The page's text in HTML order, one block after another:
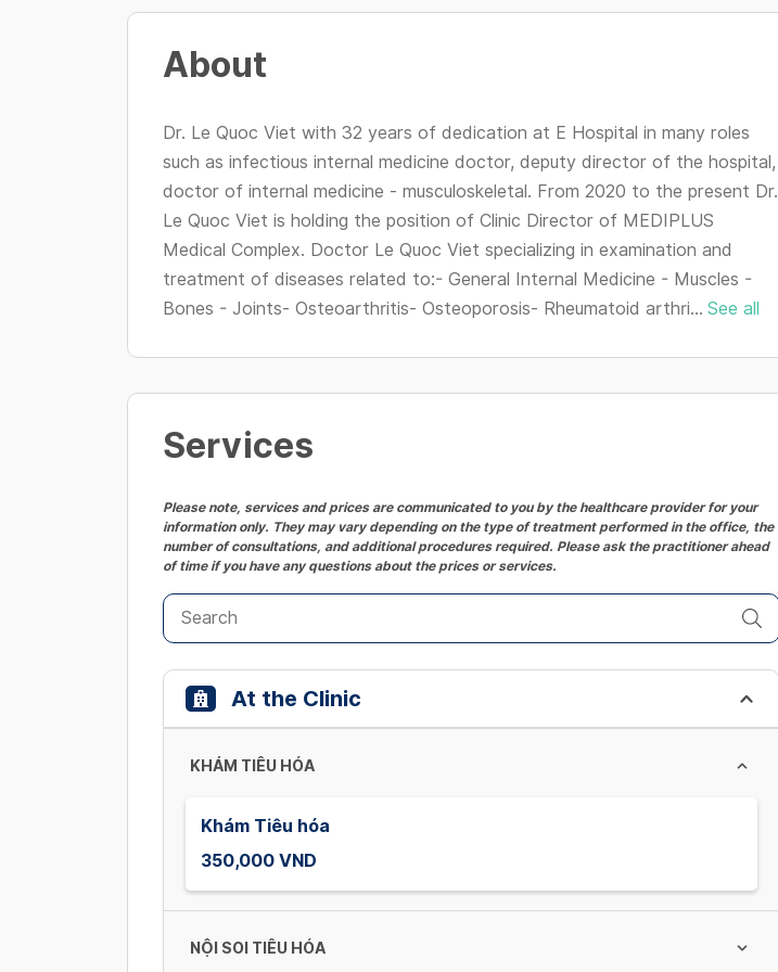
About
Dr. Le Quoc Viet with 32 years of dedication at E Hospital in many roles
such as infectious internal medicine doctor, deputy director of the hospital,
doctor of internal medicine - musculoskeletal. From 2020 to the present Dr.
Le Quoc Viet is holding the position of Clinic Director of MEDIPLUS
Medical Complex. Doctor Le Quoc Viet specializing in examination and
treatment of diseases related to:- General Internal Medicine - Muscles -
Bones - Joints- Osteoarthritis- Osteoporosis- Rheumatoid arthri... See all
Services
Please note, services and prices are communicated to you by the healthcare provider for your
information only. They may vary depending on the type of treatment performed in the office, the
number of consultations, and additional procedures required. Please ask the practitioner ahead
of time if you have any questions about the prices or services.
At the Clinic
KHÁM TIÊU HÓA
Khám Tiêu hóa
350,000 VND
NỘI SOI TIÊU HÓA